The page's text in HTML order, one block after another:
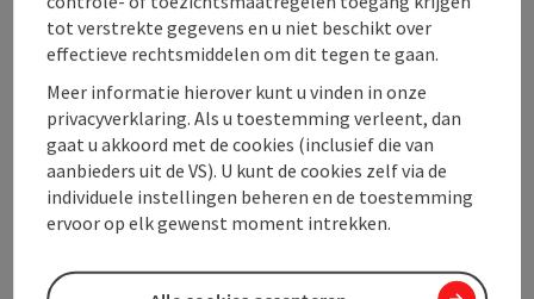
Toegankelijkheid
Mijn bedrijven
Meer ontdekken
tot verstrekte gegevens en u niet beschikt over
effectieve rechtsmiddelen om dit tegen te gaan.
Meer informatie hierover kunt u vinden in onze
privacyverklaring. Als u toestemming verleent, dan
gaat u akkoord met de cookies (inclusief die van
aanbieders uit de VS). U kunt de cookies zelf via de
individuele instellingen beheren en de toestemming
ervoor op elk gewenst moment intrekken.